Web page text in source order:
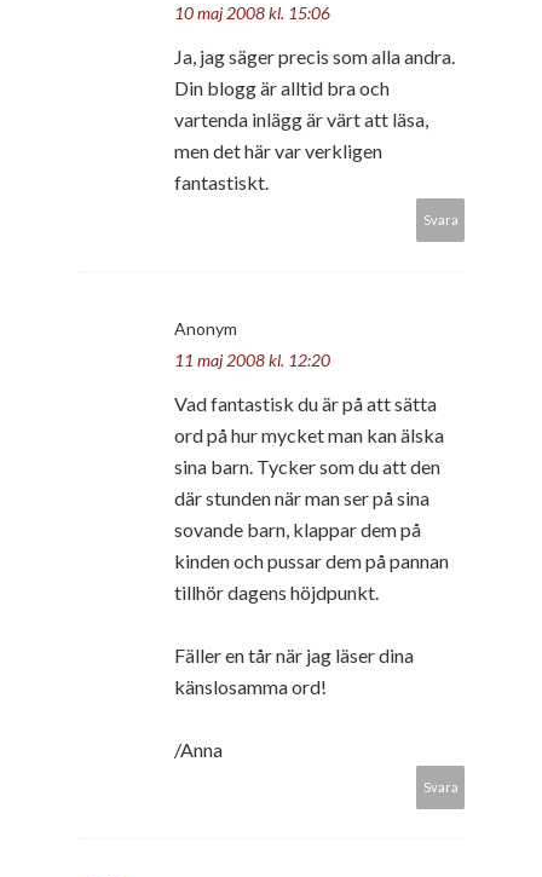
10 maj 2008 kl. 15:06
Ja, jag säger precis som alla andra.
Din blogg är alltid bra och
vartenda inlägg är värt att läsa,
men det här var verkligen
fantastiskt.
Svara
Anonym
11 maj 2008 kl. 12:20
Vad fantastisk du är på att sätta
ord på hur mycket man kan älska
sina barn. Tycker som du att den
där stunden när man ser på sina
sovande barn, klappar dem på
kinden och pussar dem på pannan
tillhör dagens höjdpunkt.
Fäller en tår när jag läser dina
känslosamma ord!
/Anna
Svara